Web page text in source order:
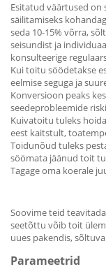
Esitatud väärtused on
säilitamiseks
seda 10-15% võrra,
seisundist ja
konsulteerige
Kui toitu söödetakse
eelmise seguga ja
Konversioon peaks
seedeprobleemide
Kuivatoitu tuleks
eest kaitstult,
Toidunõud tuleks
söömata jäänud toit
Tagage oma koerale
Soovime teid
seetõttu võib toit
uues pakendis,
Parameetrid